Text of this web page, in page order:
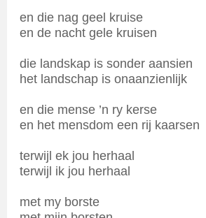
en die nag geel kruise
en de nacht gele kruisen
die landskap is sonder aansien
het landschap is onaanzienlijk
en die mense ’n ry kerse
en het mensdom een rij kaarsen
terwijl ek jou herhaal
terwijl ik jou herhaal
met my borste